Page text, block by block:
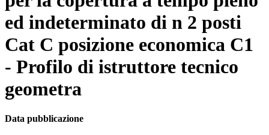
ed indeterminato di n 2 posti
Cat C posizione economica C1
- Profilo di istruttore tecnico
geometra
Data pubblicazione